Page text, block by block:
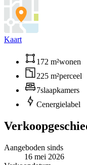
Kaart
172 m²wonen
225 m²perceel
7slaapkamers
Cenergielabel
Aangeboden sinds
16 mei 2026